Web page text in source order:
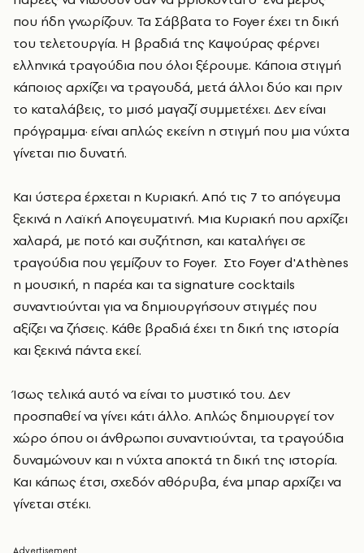
που ήδη γνωρίζουν. Τα Σάββατα το Foyer έχει τη δική
του τελετουργία. Η βραδιά της Καψούρας φέρνει
ελληνικά τραγούδια που όλοι ξέρουμε. Κάποια στιγμή
κάποιος αρχίζει να τραγουδά, μετά άλλοι δύο και πριν
το καταλάβεις, το μισό μαγαζί συμμετέχει. Δεν είναι
πρόγραμμα· είναι απλώς εκείνη η στιγμή που μια νύχτα
γίνεται πιο δυνατή.
Και ύστερα έρχεται η Κυριακή. Από τις 7 το απόγευμα
ξεκινά η Λαϊκή Απογευματινή. Μια Κυριακή που αρχίζει
χαλαρά, με ποτό και συζήτηση, και καταλήγει σε
τραγούδια που γεμίζουν το Foyer. Στο Foyer d'Athènes
η μουσική, η παρέα και τα signature cocktails
συναντιούνται για να δημιουργήσουν στιγμές που
αξίζει να ζήσεις. Κάθε βραδιά έχει τη δική της ιστορία
και ξεκινά πάντα εκεί.
Ίσως τελικά αυτό να είναι το μυστικό του. Δεν
προσπαθεί να γίνει κάτι άλλο. Απλώς δημιουργεί τον
χώρο όπου οι άνθρωποι συναντιούνται, τα τραγούδια
δυναμώνουν και η νύχτα αποκτά τη δική της ιστορία.
Και κάπως έτσι, σχεδόν αθόρυβα, ένα μπαρ αρχίζει να
γίνεται στέκι.